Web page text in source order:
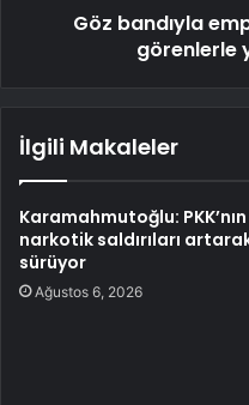
Göz bandıyla
görenlerle
İlgili Makaleler
Karamahmutoğlu: PKK’nın
narkotik saldırıları
sürüyor
Ağustos 6, 2026